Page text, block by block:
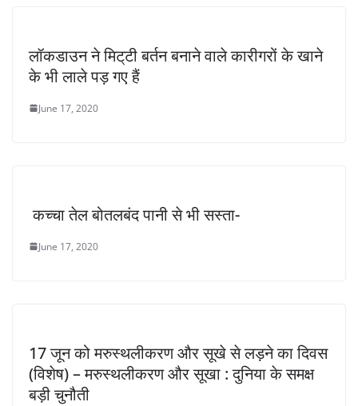
लॉकडाउन ने मिट्‌टी बर्तन बनाने वाले कारीगरों के खाने
के भी लाले पड़ गए हैं
June 17, 2020
कच्चा तेल बोतलबंद पानी से भी सस्ता-
June 17, 2020
17 जून को मरुस्थलीकरण और सूखे से लड़ने का दिवस
(विशेष) – मरुस्थलीकरण और सूखा : दुनिया के समक्ष
बड़ी चुनौती